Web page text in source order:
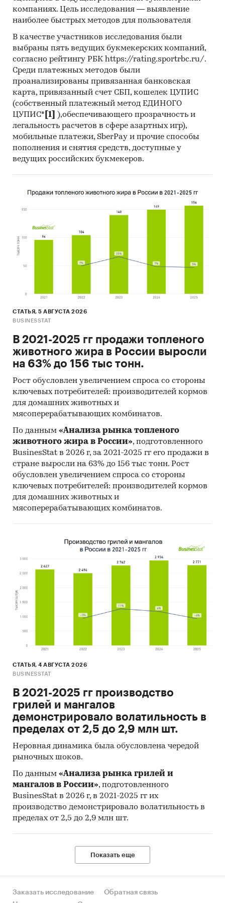
скорректированы по запросу заказчика.
Профили крупнейших производителей
копченой колбасы
В работе представлены профили крупнейших
компаний-производителей копченой колбасы.
Профили компаний показывают информацию
о динамике финансовых показателей
компаний, актуальную контактную
информацию, основных учредителей и т.д.
Цены на продукцию
Средние цены производителей
Предствлены месячные данные о ценах
Колбасы (колбаски) полукопченые мясные
Колбасы (колбаски) варено-копченые
Колбасы (колбаски) сырокопченые мясные
додекабря 2024 года
Средние потребительские цены
Показана динамика розничных цен по
следующим категориям товаров:
Колбаса полукопченая и варено-копченая,
кг
Колбаса сырокопченая, кг
Доступна статистическая информация
додекабря 2024 года
Прогноз развития рынка копченой колбасы
Составлен прогноз развития рынка копченой
колбасы (производства, импорта, экспорта и
объема рынка) на2025-2029 гг.на основе
мнения экспертов, макроэкономические
тренды, изменения в регулировании отрасли и
т.д.
Фактическое количество страниц может
отличаться от указанного.
Источник: TK Solutions
Колбаса
Копченая колбаса
компаниях. Цель исследования — выявление
наиболее быстрых методов для пользователя
В качестве участников исследования были
выбраны пять ведущих букмекерских компаний,
согласно рейтингу РБК https://rating.sportrbc.ru/.
Среди платежных методов были
проанализированы привязанная банковская
карта, привязанный счет СБП, кошелек ЦУПИС
(собственный платежный метод ЕДИНОГО
ЦУПИС* [1]
),обеспечивающего прозрачность и
легальность расчетов в сфере азартных игр),
мобильные платежи, SberPay и прочие способы
пополнения и снятия средств, доступные у
ведущих российских букмекеров.
СТАТЬЯ, 5 АВГУСТА 2026
BUSINESSTAT
В 2021-2025 гг продажи топленого
животного жира в России выросли
на 63% до 156 тыс тонн.
Рост обусловлен увеличением спроса со стороны
ключевых потребителей: производителей кормов
для домашних животных и
мясоперерабатывающих комбинатов.
По данным «Анализа рынка топленого
животного жира в России», подготовленного
BusinesStat в 2026 г, за 2021-2025 гг его продажи в
стране выросли на 63% до 156 тыс тонн. Рост
обусловлен увеличением спроса со стороны
ключевых потребителей: производителей кормов
для домашних животных и
мясоперерабатывающих комбинатов.
СТАТЬЯ, 4 АВГУСТА 2026
BUSINESSTAT
В 2021-2025 гг производство
грилей и мангалов
демонстрировало волатильность в
пределах от 2,5 до 2,9 млн шт.
Неровная динамика была обусловлена чередой
рыночных шоков.
По данным «Анализа рынка грилей и
мангалов в России», подготовленного
BusinesStat в 2026 г, в 2021-2025 гг их
производство демонстрировало волатильность в
пределах от 2,5 до 2,9 млн шт.
Показать еще
Заказать исследование
Обратная связь